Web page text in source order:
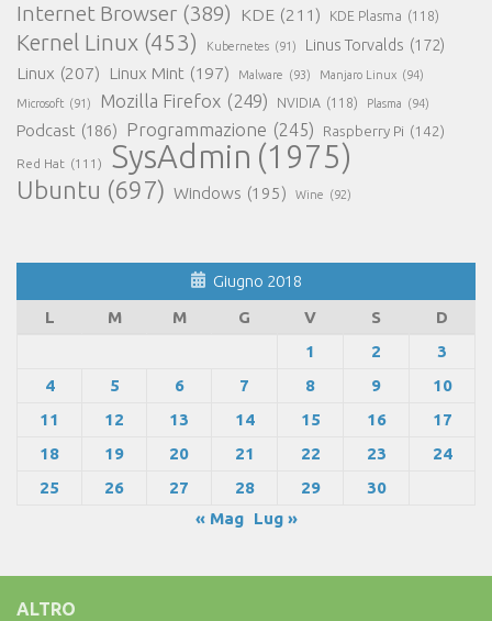
Internet Browser (389) KDE (211) KDE Plasma (118)
Kernel Linux (453) Kubernetes (91) Linus Torvalds (172)
Linux (207) Linux Mint (197) Malware (93) Manjaro Linux (94)
Microsoft (91) Mozilla Firefox (249) NVIDIA (118) Plasma (94)
Podcast (186) Programmazione (245) Raspberry Pi (142)
Red Hat (111) SysAdmin (1975)
Ubuntu (697) Windows (195) Wine (92)
Giugno 2018
L
M M G V S
D
1
2
3
4
5 6 7 8 9
10
11
12 13 14 15 16
17
18
19 20 21 22 23
24
25
26 27 28 29
30
« Mag
Lug »
ALTRO